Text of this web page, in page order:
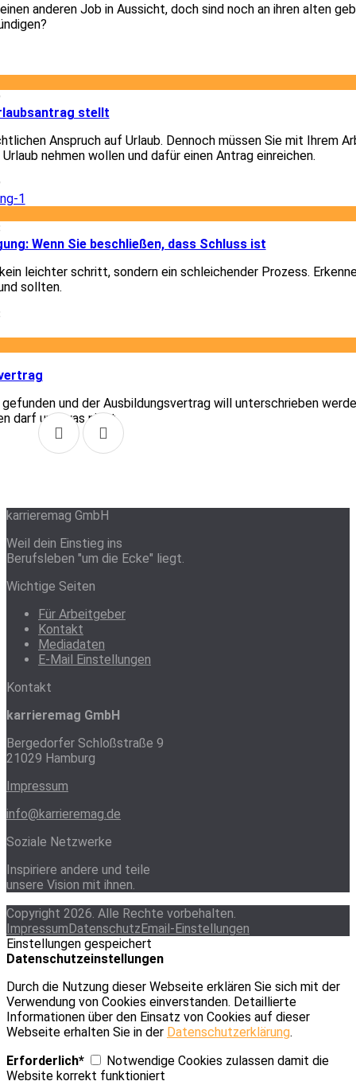
anderen Job in Aussicht, doch sind noch an ihren alten
stellt
Anspruch auf Urlaub. Dennoch müssen Sie mit Ihrem
nehmen wollen und dafür einen Antrag einreichen.
Wenn Sie beschließen, dass Schluss ist
leichter schritt, sondern ein schleichender Prozess.
sollten.
und der Ausbildungsvertrag will unterschrieben
darf und was nicht.
karrieremag GmbH
Weil dein Einstieg ins
Berufsleben "um die Ecke" liegt.
Wichtige Seiten
Für Arbeitgeber
Kontakt
Mediadaten
E-Mail Einstellungen
Kontakt
karrieremag GmbH
Bergedorfer Schloßstraße 9
21029 Hamburg
Impressum
info@karrieremag.de
Soziale Netzwerke
Inspiriere andere und teile
unsere Vision mit ihnen.
Copyright 2026. Alle Rechte vorbehalten.
ImpressumDatenschutzEmail-Einstellungen
Einstellungen gespeichert
Datenschutzeinstellungen
Durch die Nutzung dieser Webseite erklären Sie sich mit der
Verwendung von Cookies einverstanden. Detaillierte
Informationen über den Einsatz von Cookies auf dieser
Webseite erhalten Sie in der Datenschutzerklärung.
Erforderlich*
Notwendige Cookies zulassen damit die
Website korrekt funktioniert